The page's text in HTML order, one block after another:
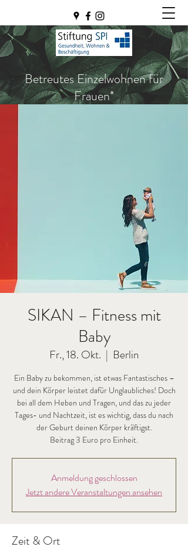
Betreutes Einzelwohnen für
Frauen*
SIKAN – Fitness mit
Baby
Fr., 18. Okt.
  |
Berlin
Ein Baby zu bekommen, ist etwas Fantastisches –
und dein Körper leistet dafür Unglaubliches! Doch
bei all dem Heben und Tragen, und das zu jeder
Tages- und Nachtzeit, ist es wichtig, dass du nach
der Geburt deinen Körper kräftigst.
Beitrag 3 Euro pro Einheit.
Anmeldung geschlossen
Jetzt andere Veranstaltungen ansehen
Zeit & Ort